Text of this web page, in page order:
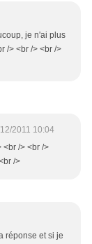
je n'ai plus
/> <br /> <br />
2011 10:04
<br /> <br />
/>
réponse et si je